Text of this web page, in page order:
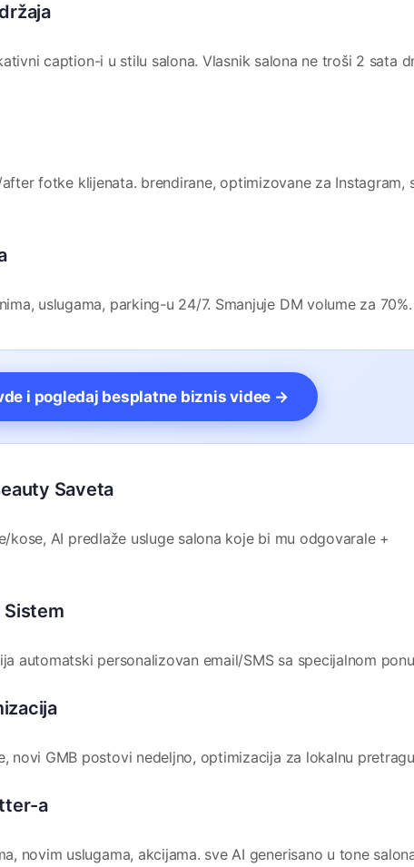
caption-i u stilu salona. Vlasnik salona ne troši 2 sata
fotke klijenata. brendirane, optimizovane za Instagram,
uslugama, parking-u 24/7. Smanjuje DM volume za 70%.
i pogledaj besplatne biznis videe →
Saveta
AI predlaže usluge salona koje bi mu odgovarale +
Sistem
automatski personalizovan email/SMS sa specijalnom
novi GMB postovi nedeljno, optimizacija za lokalnu
a
novim uslugama, akcijama. sve AI generisano u tone